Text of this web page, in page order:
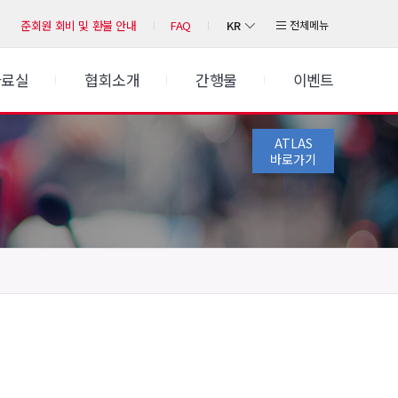
준회원 회비 및 환불 안내 FAQ KR 전체메뉴
실 협회소개 간행물 이벤트
ATLAS
바로가기